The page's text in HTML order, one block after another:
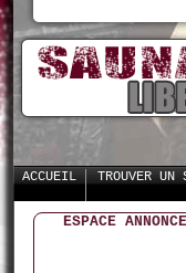
ACCUEIL TROUVER
ESPACE